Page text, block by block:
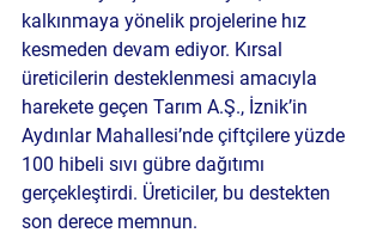
kalkınmaya yönelik projelerine hız
kesmeden devam ediyor. Kırsal
üreticilerin desteklenmesi amacıyla
harekete geçen Tarım A.Ş., İznik’in
Aydınlar Mahallesi’nde çiftçilere yüzde
100 hibeli sıvı gübre dağıtımı
gerçekleştirdi. Üreticiler, bu destekten
son derece memnun.